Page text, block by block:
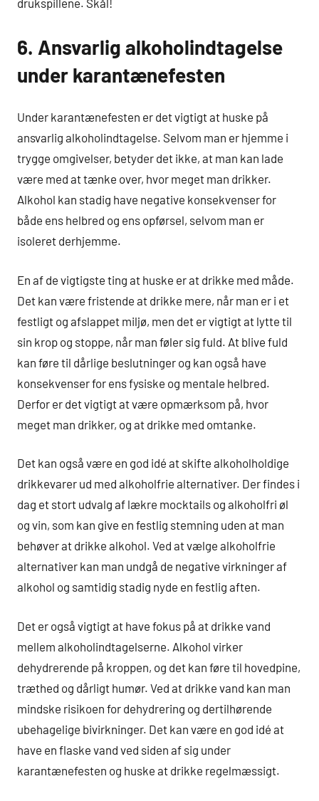
6. Ansvarlig alkoholindtagelse
under karantænefesten
Under karantænefesten er det vigtigt at huske på
ansvarlig alkoholindtagelse. Selvom man er hjemme i
trygge omgivelser, betyder det ikke, at man kan lade
være med at tænke over, hvor meget man drikker.
Alkohol kan stadig have negative konsekvenser for
både ens helbred og ens opførsel, selvom man er
isoleret derhjemme.
En af de vigtigste ting at huske er at drikke med måde.
Det kan være fristende at drikke mere, når man er i et
festligt og afslappet miljø, men det er vigtigt at lytte til
sin krop og stoppe, når man føler sig fuld. At blive fuld
kan føre til dårlige beslutninger og kan også have
konsekvenser for ens fysiske og mentale helbred.
Derfor er det vigtigt at være opmærksom på, hvor
meget man drikker, og at drikke med omtanke.
Det kan også være en god idé at skifte alkoholholdige
drikkevarer ud med alkoholfrie alternativer. Der findes i
dag et stort udvalg af lækre mocktails og alkoholfri øl
og vin, som kan give en festlig stemning uden at man
behøver at drikke alkohol. Ved at vælge alkoholfrie
alternativer kan man undgå de negative virkninger af
alkohol og samtidig stadig nyde en festlig aften.
Det er også vigtigt at have fokus på at drikke vand
mellem alkoholindtagelserne. Alkohol virker
dehydrerende på kroppen, og det kan føre til hovedpine,
træthed og dårligt humør. Ved at drikke vand kan man
mindske risikoen for dehydrering og dertilhørende
ubehagelige bivirkninger. Det kan være en god idé at
have en flaske vand ved siden af sig under
karantænefesten og huske at drikke regelmæssigt.